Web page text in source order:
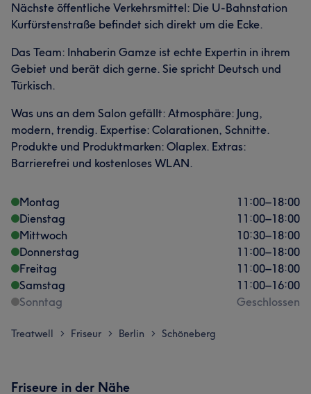
Nächste öffentliche Verkehrsmittel: Die U-Bahnstation
Kurfürstenstraße befindet sich direkt um die Ecke.
Das Team: Inhaberin Gamze ist echte Expertin in ihrem
Gebiet und berät dich gerne. Sie spricht Deutsch und
Türkisch.
Was uns an dem Salon gefällt: Atmosphäre: Jung,
modern, trendig. Expertise: Colarationen, Schnitte.
Produkte und Produktmarken: Olaplex. Extras:
Barrierefrei und kostenloses WLAN.
Montag 11:00–18:00
Dienstag
11:00–18:00
Mittwoch
10:30–18:00
Donnerstag
11:00–18:00
Freitag
11:00–18:00
Samstag
11:00–16:00
Sonntag
Geschlossen
Treatwell > Friseur > Berlin > Schöneberg
Friseure in der Nähe